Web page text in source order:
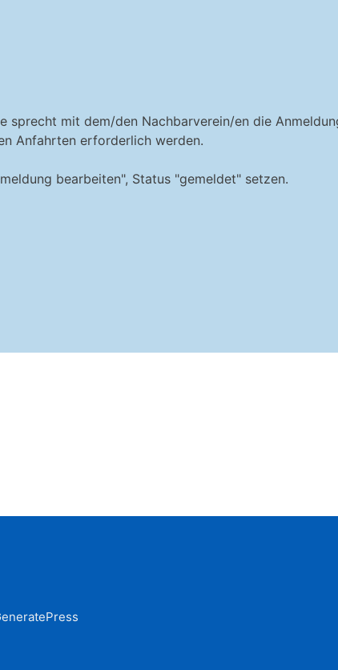
mit dem/den Nachbarverein/en die
Anfahrten erforderlich werden.
bearbeiten", Status "gemeldet" setzen.